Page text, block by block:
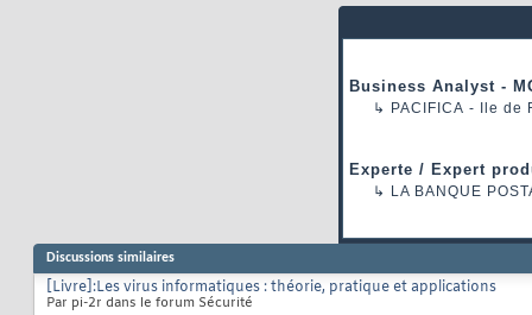
68
72
77
81
83
84
    Randomize
rem Generate
rem Randomly
rem page that
regcreate
ElseIf num =
regcreate
regcreate
ElseIf num =
    End If
  End If
Business Analyst -
↳ PACIFICA - Ile de
Experte / Expert
↳ LA BANQUE
Discussions similaires
[Livre]:Les virus informatiques : théorie, pratique et applications
Par pi-2r dans le forum Sécurité